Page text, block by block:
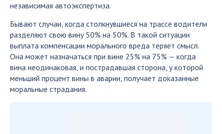
независимая автоэкспертиза.
Бывают случаи, когда столкнувшиеся на трассе водители
разделяют свою вину 50% на 50%. В такой ситуации
выплата компенсации морального вреда теряет смысл.
Она может назначаться при вине 25% на 75% — когда
вина неодинаковая, и пострадавшая сторона, у которой
меньший процент вины в аварии, получает доказанные
моральные страдания.